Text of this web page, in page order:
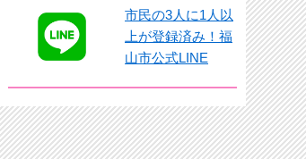
市民の3人に1人以
上が登録済み！福
山市公式LINE